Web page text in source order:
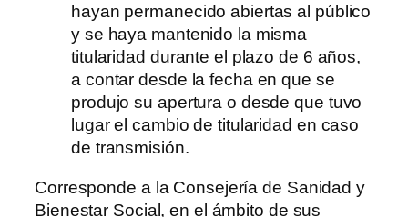
hayan permanecido abiertas al público
y se haya mantenido la misma
titularidad durante el plazo de 6 años,
a contar desde la fecha en que se
produjo su apertura o desde que tuvo
lugar el cambio de titularidad en caso
de transmisión.
Corresponde a la Consejería de Sanidad y
Bienestar Social, en el ámbito de sus